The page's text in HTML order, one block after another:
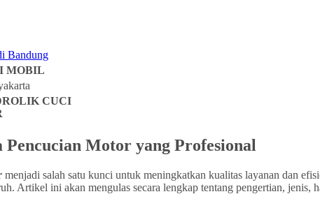
MOBIL
CUCI
Motor yang Profesional
menjadi salah satu kunci untuk meningkatkan kualitas layanan dan
Artikel ini akan mengulas secara lengkap tentang pengertian,